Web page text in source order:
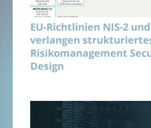
EU-Richtlinien NIS-2 und
verlangen
Risikomanagement
Design